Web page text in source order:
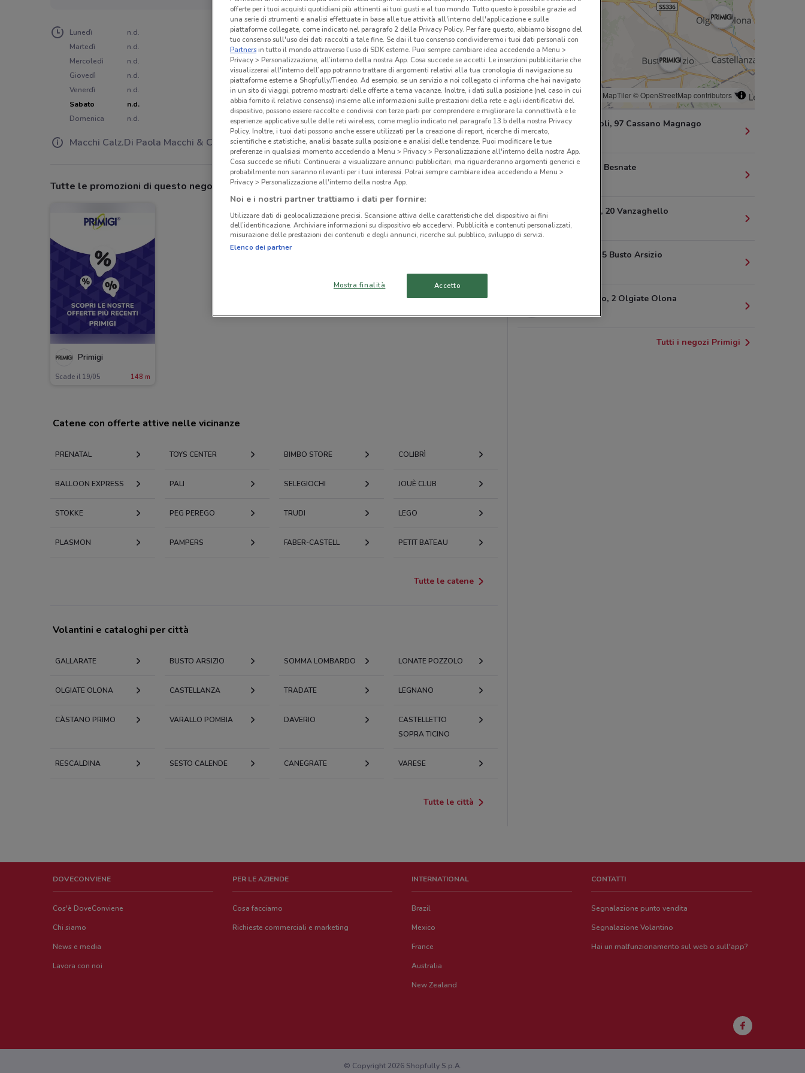
Lunedì
n.d.
Martedì
n.d.
Mercoledì
n.d.
Giovedì
n.d.
Venerdì
n.d.
Sabato
n.d.
Domenica
n.d.
Macchi Calz.Di Paola Macchi & C.Sas
Tutte le promozioni di questo negozio
Primigi
Scade il 19/05 148 m
© MapTiler© OpenStreetMap contributors
Via Gasparoli, 97 Cassano Magnago
Via Volpina Besnate
Corso Italia, 20 Vanzaghello
6.9 km
Via Milano, 5 Busto Arsizio
Via Montello, 2 Olgiate Olona
8 km
Tutti i negozi Primigi
Catene con offerte attive nelle vicinanze
PRENATAL TOYS CENTER BIMBO STORE COLIBRÌ
BALLOON EXPRESS PALI SELEGIOCHI JOUÈ CLUB
STOKKE PEG PEREGO TRUDI LEGO
PLASMON PAMPERS FABER-CASTELL PETIT BATEAU
Tutte le catene
Volantini e cataloghi per città
GALLARATE BUSTO ARSIZIO SOMMA LOMBARDO LONATE POZZOLO
OLGIATE OLONA CASTELLANZA TRADATE LEGNANO
CÀSTANO PRIMO VARALLO POMBIA DAVERIO
CASTELLETTO
SOPRA TICINO
RESCALDINA SESTO CALENDE CANEGRATE VARESE
Tutte le città
DOVECONVIENE
Cos'è DoveConviene
Chi siamo
News e media
Lavora con noi
PER LE AZIENDE
Cosa facciamo
Richieste commerciali e marketing
INTERNATIONAL
Brazil
Mexico
France
Australia
New Zealand
CONTATTI
Segnalazione punto vendita
Segnalazione Volantino
Hai un malfunzionamento sul web o sull'app?
© Copyright 2026 Shopfully S.p.A.
offerte per i tuoi acquisti quotidiani più attinenti ai tuoi gusti e al tuo mondo. Tutto questo è possibile grazie ad
una serie di strumenti e analisi effettuate in base alle tue attività all'interno dell'applicazione e sulle
piattaforme collegate, come indicato nel paragrafo 2 della Privacy Policy. Per fare questo, abbiamo bisogno del
tuo consenso sull'uso dei dati raccolti a tale fine. Se dai il tuo consenso condivideremo i tuoi dati personali con
Partnersin tutto il mondo attraverso l’uso di SDK esterne. Puoi sempre cambiare idea accedendo a Menu >
Privacy > Personalizzazione, all’interno della nostra App. Cosa succede se accetti: Le inserzioni pubblicitarie che
visualizzerai all'interno dell’app potranno trattare di argomenti relativi alla tua cronologia di navigazione su
piattaforme esterne a Shopfully/Tiendeo. Ad esempio, se un servizio a noi collegato ci informa che hai navigato
in un sito di viaggi, potremo mostrarti delle offerte a tema vacanze. Inoltre, i dati sulla posizione (nel caso in cui
abbia fornito il relativo consenso) insieme alle informazioni sulle prestazioni della rete e agli identificativi del
dispositivo, possono essere raccolte e condivisi con terze parti per comprendere e migliorare la connettività e le
esperienze applicative sulle delle reti wireless, come meglio indicato nel paragrafo 13.b della nostra Privacy
Policy. Inoltre, i tuoi dati possono anche essere utilizzati per la creazione di report, ricerche di mercato,
scientifiche e statistiche, analisi basate sulla posizione e analisi delle tendenze. Puoi modificare le tue
preferenze in qualsiasi momento accedendo a Menu > Privacy > Personalizzazione all'interno della nostra App.
Cosa succede se rifiuti: Continuerai a visualizzare annunci pubblicitari, ma riguarderanno argomenti generici e
probabilmente non saranno rilevanti per i tuoi interessi. Potrai sempre cambiare idea accedendo a Menu >
Privacy > Personalizzazione all'interno della nostra App.
Noi e i nostri partner trattiamo i dati per fornire:
Utilizzare dati di geolocalizzazione precisi. Scansione attiva delle caratteristiche del dispositivo ai fini
dell’identificazione. Archiviare informazioni su dispositivo e/o accedervi. Pubblicità e contenuti personalizzati,
misurazione delle prestazioni dei contenuti e degli annunci, ricerche sul pubblico, sviluppo di servizi.
Elenco dei partner
Mostra finalità Accetto